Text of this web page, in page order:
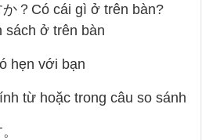
？Có cái gì ở trên bàn?
sách ở trên bàn
hẹn với bạn
từ hoặc trong câu so sánh